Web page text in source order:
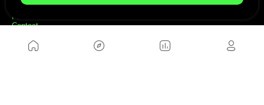
Plan du site
Contact